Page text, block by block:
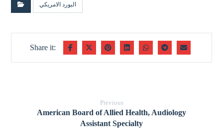
البورد الامريكي
Previous
American Board of Allied Health, Audiology
Assistant Specialty